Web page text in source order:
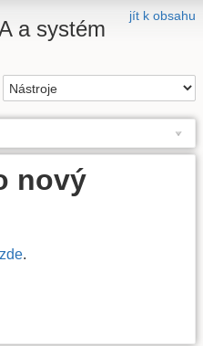
jít k obsahu
a systém
nový
zde.